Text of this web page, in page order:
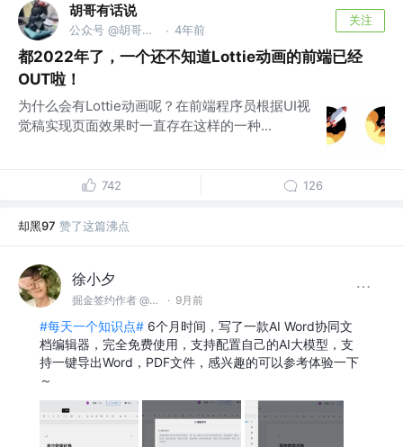
胡哥有话说
公众号 @胡哥有话说 · 4年前
关注
都2022年了，一个还不知道Lottie动画的前端已经
OUT啦！
为什么会有Lottie动画呢？在前端程序员根据UI视
觉稿实现页面效果时一直存在这样的一种...
742 126
却黑97 赞了这篇沸点
徐小夕
掘金签约作者 @flowmix多模态 · 9月前
#每天一个知识点# 6个月时间，写了一款AI Word协同文
档编辑器，完全免费使用，支持配置自己的AI大模型，支
持一键导出Word，PDF文件，感兴趣的可以参考体验一下
～